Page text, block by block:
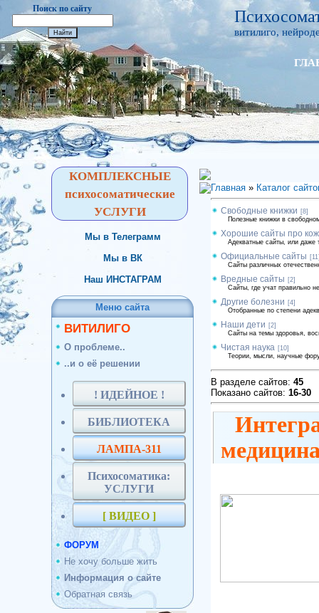
Поиск по сайту
витилиго,
КОМПЛЕКСНЫЕ
психосоматические
УСЛУГИ
Мы в Телеграмм
Мы в ВК
Наш ИНСТАГРАМ
Меню сайта
ВИТИЛИГО
О проблеме..
..и о её решении
! ИДЕЙНОЕ !
БИБЛИОТЕКА
ЛАМПА-311
Психосоматика:
УСЛУГИ
[ ВИДЕО ]
ФОРУМ
Не хочу больше жить
Информация о сайте
Обратная связь
Главная » Каталог
Свободные книжки [8]
Полезные книжки в
Хорошие сайты про
Адекватные сайты, или даже
Официальные сайты
Сайты различных
Вредные сайты [2]
Сайты, где учат правильно
Другие болезни [4]
Отобранные по степени
Наши дети [2]
Сайты на темы здоровья,
Чистая наука [10]
Теории, мысли, научные
В разделе сайтов: 45
Показано сайтов: 16-30